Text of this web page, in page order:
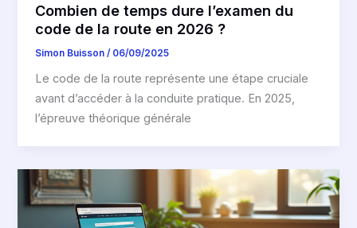
Combien de temps dure l’examen du
code de la route en 2026 ?
Simon Buisson/ 06/09/2025
Le code de la route représente une étape cruciale
avant d’accéder à la conduite pratique. En 2025,
l’épreuve théorique générale